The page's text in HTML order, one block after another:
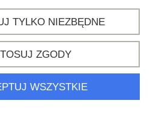
piątku
w godz. 10:00 -
khm@sport-
connection.pl
nr tel.694 896 944
TYLKO NIEZBĘDNE
ZGODY
WSZYSTKIE